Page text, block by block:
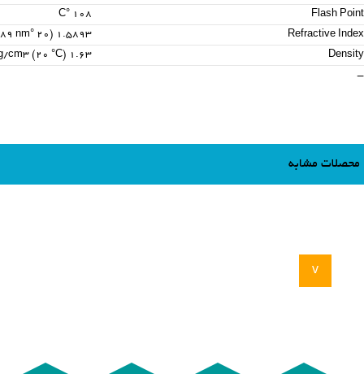
v
Flash Point
108 °C
Refractive Index
1.5893 (20 °C, 589 nm)
Density
1.63 g/cm3 (20 °C)
-
محصلات مشابه